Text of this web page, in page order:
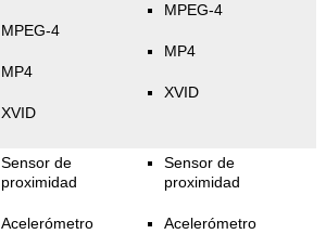
MPEG-4
MP4
XVID
MPEG-4
MP4
XVID
Sensor de
proximidad
Acelerómetro
Sensor de
proximidad
Acelerómetro